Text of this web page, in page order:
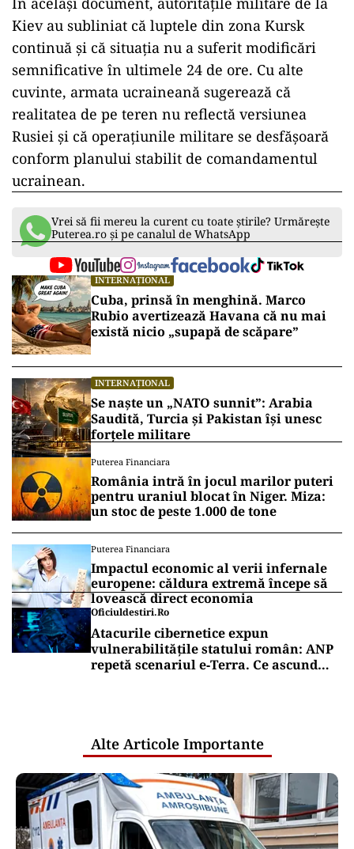
Kiev au subliniat că luptele din zona Kursk
continuă și că situația nu a suferit modificări
semnificative în ultimele 24 de ore. Cu alte
cuvinte, armata ucraineană sugerează că
realitatea de pe teren nu reflectă versiunea
Rusiei și că operațiunile militare se desfășoară
conform planului stabilit de comandamentul
ucrainean.
Vrei să fii mereu la curent cu toate știrile? Urmărește
Puterea.ro și pe canalul de WhatsApp
INTERNAȚIONAL
Cuba, prinsă în menghină. Marco
Rubio avertizează Havana că nu mai
există nicio „supapă de scăpare”
INTERNAȚIONAL
Se naște un „NATO sunnit”: Arabia
Saudită, Turcia și Pakistan își unesc
forțele militare
Puterea Financiara
România intră în jocul marilor puteri
pentru uraniul blocat în Niger. Miza:
un stoc de peste 1.000 de tone
Puterea Financiara
Impactul economic al verii infernale
europene: căldura extremă începe să
lovească direct economia
Oficiuldestiri.ro
Atacurile cibernetice expun
vulnerabilitățile statului român: ANP
repetă scenariul e‑Terra. Ce ascund
Alte Articole Importante